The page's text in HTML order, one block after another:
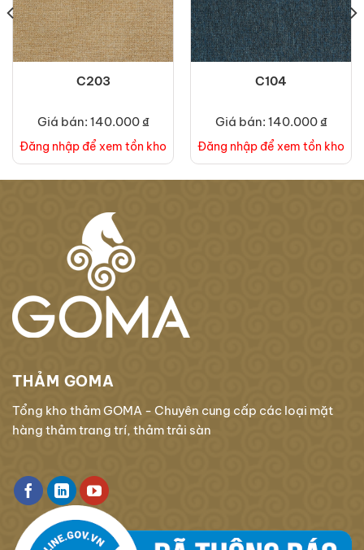
C203
Giá bán: 140.000 ₫
Đăng nhập để xem tồn kho
C104
Giá bán: 140.000 ₫
Đăng nhập để xem tồn kho
THẢM GOMA
Tổng kho thảm GOMA - Chuyên cung cấp các loại mặt
hàng thảm trang trí, thảm trải sàn